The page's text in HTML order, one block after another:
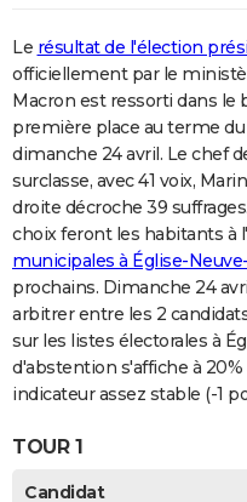
Le résultat de l'élection
officiellement par le
Macron est ressorti dans le
première place au terme
dimanche 24 avril. Le chef
surclasse, avec 41 voix,
droite décroche 39
choix feront les habitants à
municipales à Église-
prochains. Dimanche 24
arbitrer entre les 2
sur les listes électorales à
d'abstention s'affiche à
indicateur assez stable (-1
TOUR 1
Candidat